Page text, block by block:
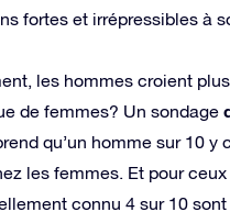
fortes et irrépressibles à
les hommes croient
de femmes? Un sondage
qu’un homme sur 10 y
les femmes. Et pour
connu 4 sur 10